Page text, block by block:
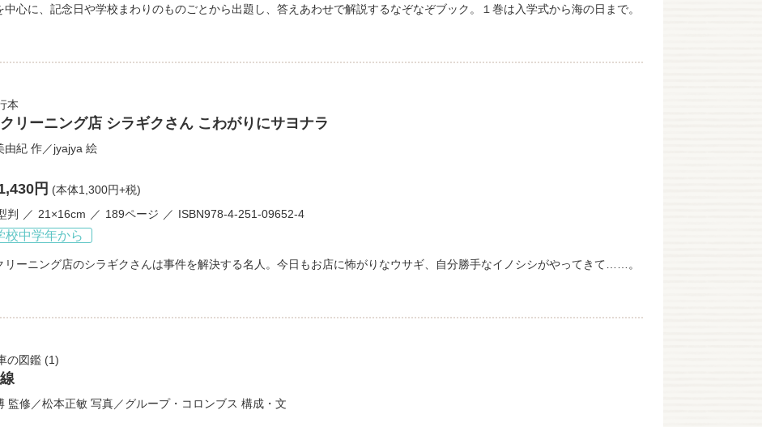
中心に、記念日や学校まわりのものごとから出題し、答えあわせで解説するなぞなぞブック。１巻は入学式から海の日まで。
本
リーニング店 シラギクさん こわがりにサヨナラ
由紀 作／jyajya 絵
円 (本体1,300円+税)
判
21×16cm 189ページ ISBN978-4-251-09652-4
校中学年から
リーニング店のシラギクさんは事件を解決する名人。今日もお店に怖がりなウサギ、自分勝手なイノシシがやってきて……。
の図鑑(1)
監修／松本正敏 写真／グループ・コロンブス 構成・文